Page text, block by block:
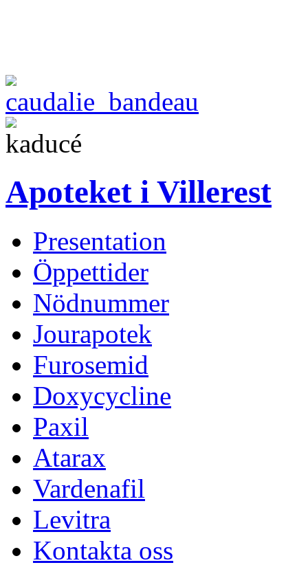
Apoteket i Villerest
Presentation
Öppettider
Nödnummer
Jourapotek
Furosemid
Doxycycline
Paxil
Atarax
Vardenafil
Levitra
Kontakta oss